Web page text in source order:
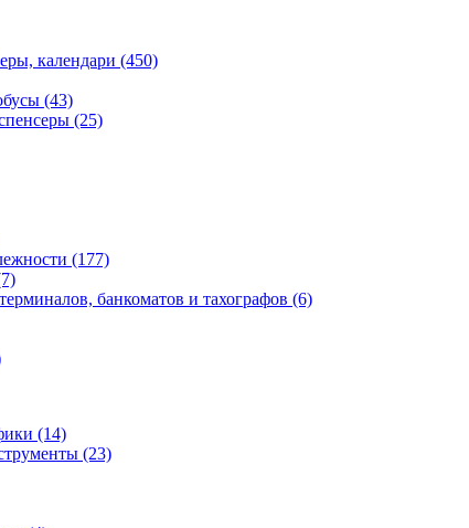
календари (450)
(43)
(25)
(177)
банкоматов и тахографов (6)
(14)
(23)